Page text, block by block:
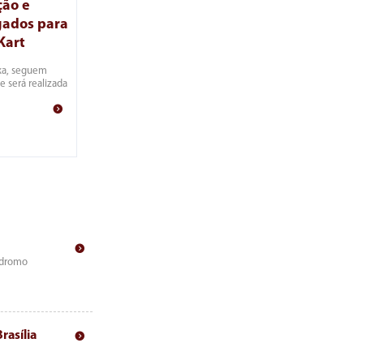
e
para
seguem
será realizada